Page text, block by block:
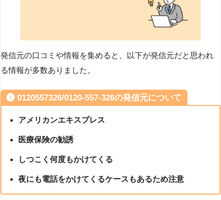
発信元の口コミや情報を集めると、以下が発信元だと思われ
る情報が多数ありました。
0120557326/0120-557-326の発信元について
アメリカンエキスプレス
医療保険の勧誘
しつこく何度もかけてくる
夜にも電話をかけてくるケースもあるため注意